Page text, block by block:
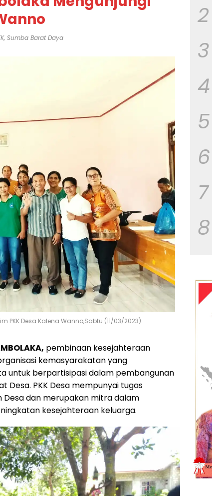
, Sumba Barat Daya
PKK Desa Kalena Wanno,Sabtu (11/03/2023).
pembinaan kesejahteraan
kemasyarakatan yang
untuk berpartisipasi dalam pembangunan
Desa. PKK Desa mempunyai tugas
dan merupakan mitra dalam
kesejahteraan keluarga.
2
3
4
5
6
7
8